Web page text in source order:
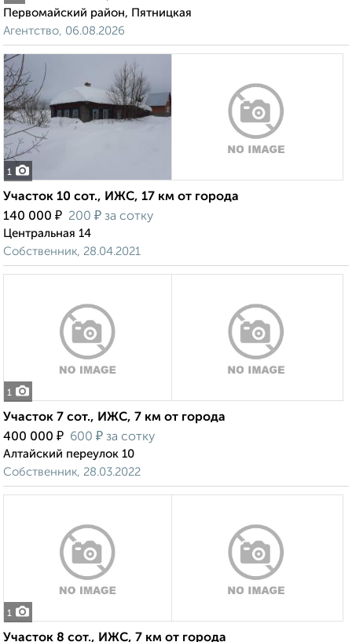
Первомайский район, Пятницкая
Агентство, 06.08.2026
1
Участок 10 сот., ИЖС, 17 км от города
140 000 ₽ 200 ₽ за сотку
Центральная 14
Собственник, 28.04.2021
1
Участок 7 сот., ИЖС, 7 км от города
400 000 ₽ 600 ₽ за сотку
Алтайский переулок 10
Собственник, 28.03.2022
1
Участок 8 сот., ИЖС, 7 км от города